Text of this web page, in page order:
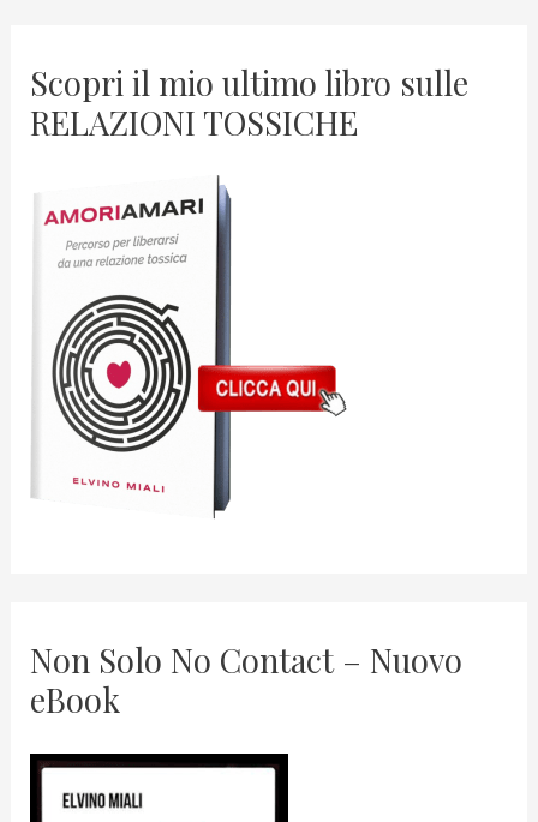
Scopri il mio ultimo libro sulle
RELAZIONI TOSSICHE
Non Solo No Contact – Nuovo
eBook